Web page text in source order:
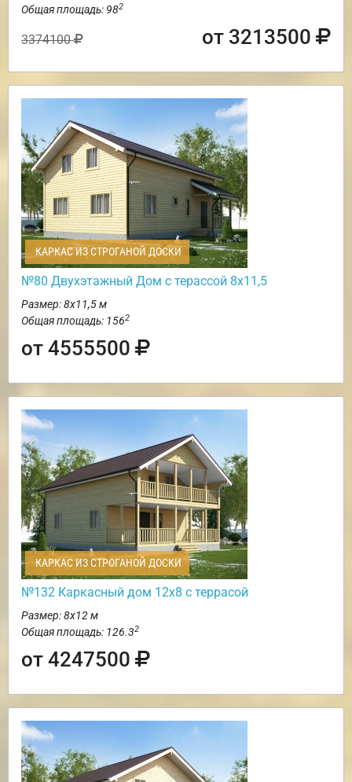
Общая площадь: 982
3374100 от 3213500
КАРКАС ИЗ СТРОГАНОЙ ДОСКИ
№80 Двухэтажный Дом с терассой 8х11,5
Размер: 8х11,5 м
Общая площадь: 1562
от 4555500
КАРКАС ИЗ СТРОГАНОЙ ДОСКИ
№132 Каркасный дом 12х8 с террасой
Размер: 8х12 м
Общая площадь: 126.32
от 4247500